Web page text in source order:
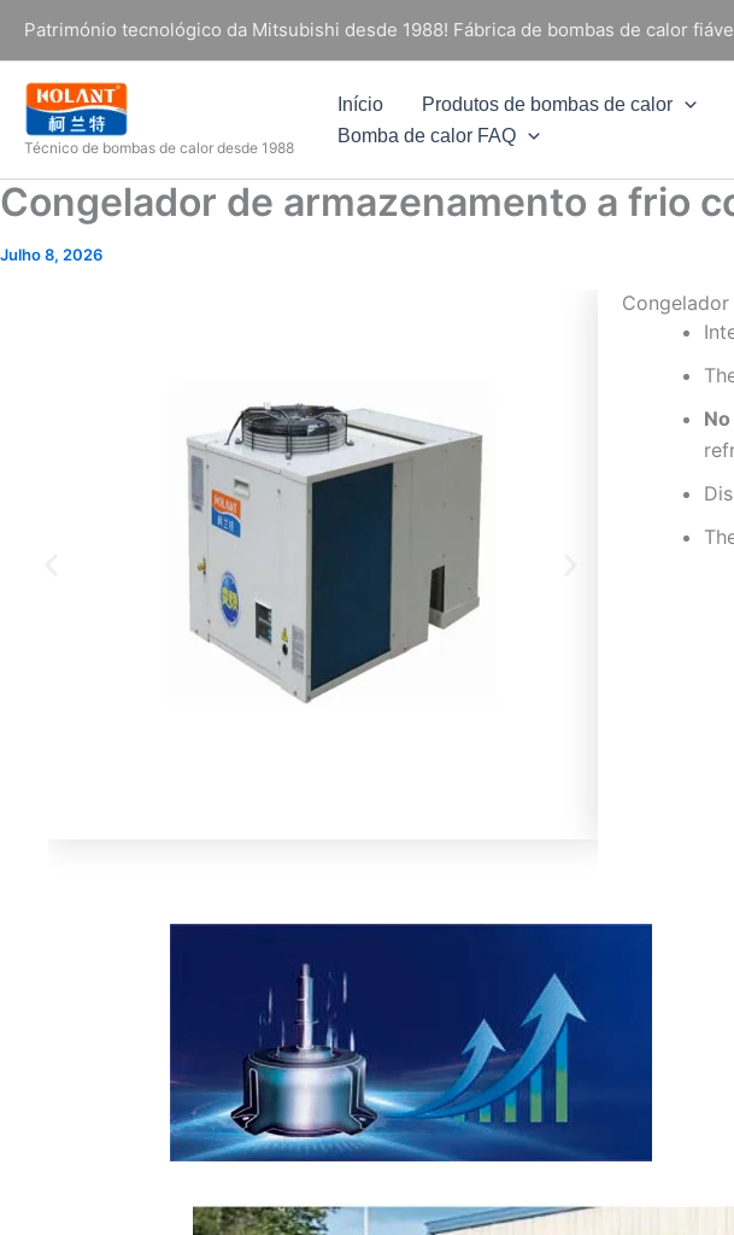
conteúdo
Património tecnológico da Mitsubishi desde 1988! Fábrica de bombas de calor
Técnico de bombas de calor desde 1988
Início Produtos de bombas de calor
Bomba de calor FAQ
Congelador de armazenamento a frio
Julho 8, 2026